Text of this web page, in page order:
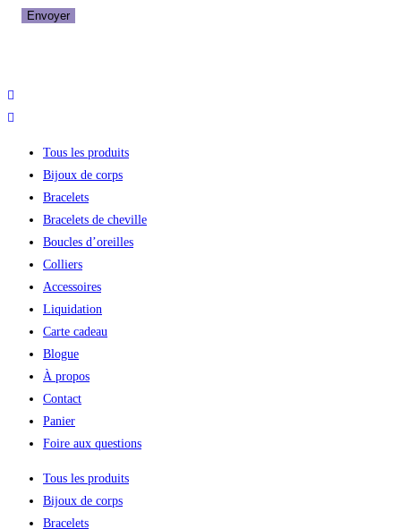
Tous les produits
Bijoux de corps
Bracelets
Bracelets de cheville
Boucles d’oreilles
Colliers
Accessoires
Liquidation
Carte cadeau
Blogue
À propos
Contact
Panier
Foire aux questions
Tous les produits
Bijoux de corps
Bracelets